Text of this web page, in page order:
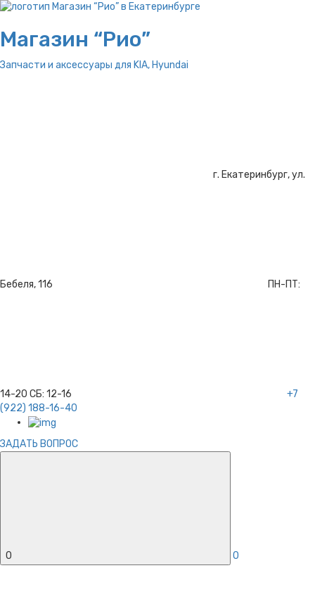
Магазин “Рио”
Запчасти и аксессуары для KIA, Hyundai
г. Екатеринбург, ул.
Бебеля, 116 ПН-ПТ:
14-20 СБ: 12-16
+7
(922) 188-16-40
ЗАДАТЬ ВОПРОС
0 0